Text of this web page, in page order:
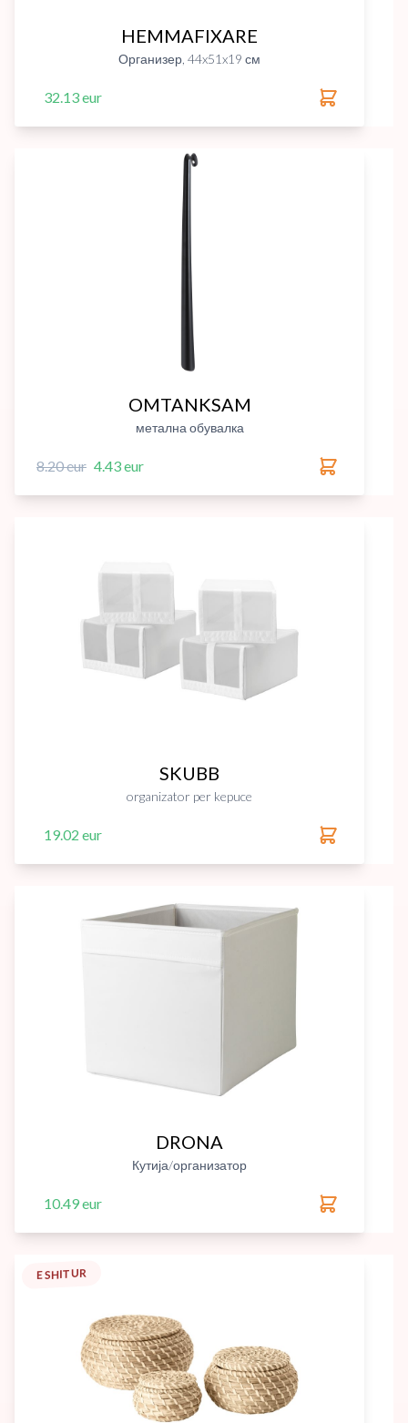
HEMMAFIXARE
Организер, 44x51x19 см
32.13 eur
OMTANKSAM
метална обувалка
8.20 eur 4.43 eur
SKUBB
organizator per kepuce
19.02 eur
DRONA
Кутија/организатор
10.49 eur
E SHITUR